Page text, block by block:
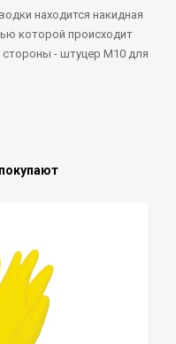
находится накидная
которой происходит
стороны - штуцер М10 для